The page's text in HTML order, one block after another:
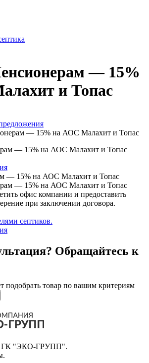
— 15%
и Топас
— 15% на АОС Малахит и Топас
— 15% на АОС Малахит и Топас
офис компании и предоставить
при заключении договора.
септиков.
Обращайтесь к
подобрать товар по вашим критериям
ГК "ЭКО-ГРУПП".